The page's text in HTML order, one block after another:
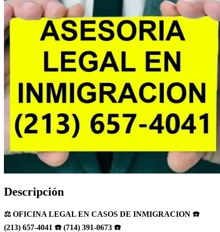
Descripción
⚖️ OFICINA LEGAL EN CASOS DE INMIGRACION ☎️
(213) 657-4041 ☎️ (714) 391-0673 ☎️